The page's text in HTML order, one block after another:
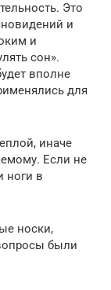
Это
и
и
сон».
вполне
для
иначе
Если не
ноги в
носки,
были